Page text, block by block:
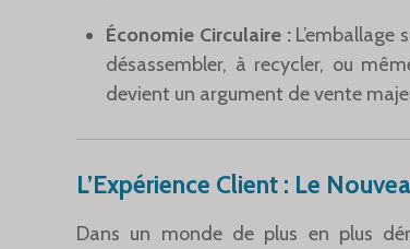
Économie Circulaire : L’emballage
désassembler, à recycler, ou
devient un argument de vente
L’Expérience Client : Le
Dans un monde de plus en plus